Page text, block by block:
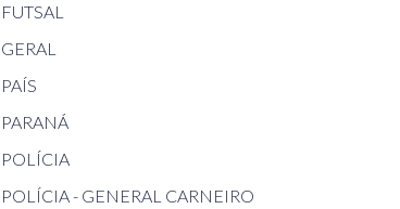
FUTSAL
GERAL
PAÍS
PARANÁ
POLÍCIA
POLÍCIA - GENERAL CARNEIRO